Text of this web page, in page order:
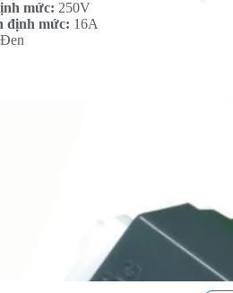
mức: 250V
định mức: 16A
Đen